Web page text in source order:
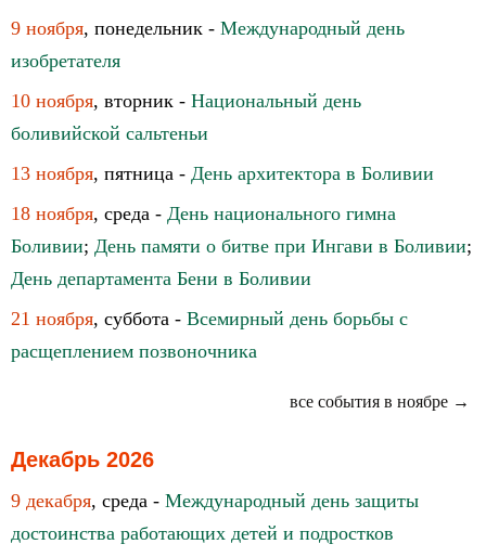
9 ноября, понедельник - Международный день
изобретателя
10 ноября, вторник - Национальный день
боливийской сальтеньи
13 ноября, пятница - День архитектора в Боливии
18 ноября, среда - День национального гимна
Боливии; День памяти о битве при Ингави в Боливии;
День департамента Бени в Боливии
21 ноября, суббота - Всемирный день борьбы с
расщеплением позвоночника
все события в ноябре →
Декабрь 2026
9 декабря, среда - Международный день защиты
достоинства работающих детей и подростков